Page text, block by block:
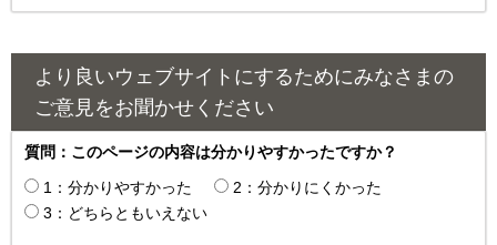
より良いウェブサイトにするためにみなさまの
ご意見をお聞かせください
質問：このページの内容は分かりやすかったですか？
1：分かりやすかった
2：分かりにくかった
3：どちらともいえない